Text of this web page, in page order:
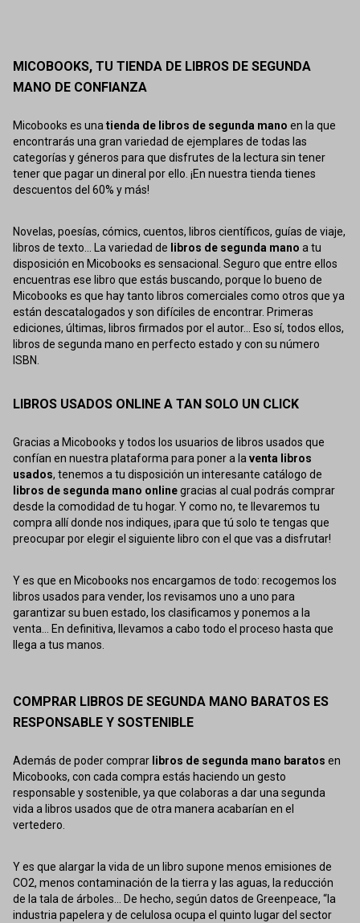
MICOBOOKS, TU TIENDA DE LIBROS DE SEGUNDA
MANO DE CONFIANZA
Micobooks es unatienda de libros de segunda mano en la que
encontrarás una gran variedad de ejemplares de todas las
categorías y géneros para que disfrutes de la lectura sin tener
tener que pagar un dineral por ello. ¡En nuestra tienda tienes
descuentos del 60% y más!
Novelas, poesías, cómics, cuentos, libros científicos, guías de viaje,
libros de texto... La variedad de libros de segunda mano a tu
disposición en Micobooks es sensacional. Seguro que entre ellos
encuentras ese libro que estás buscando, porque lo bueno de
Micobooks es que hay tanto libros comerciales como otros que ya
están descatalogados y son difíciles de encontrar. Primeras
ediciones, últimas, libros firmados por el autor... Eso sí, todos ellos,
libros de segunda mano en perfecto estado y con su número
ISBN.
LIBROS USADOS ONLINE A TAN SOLO UN CLICK
Gracias a Micobooks y todos los usuarios de libros usados que
confían en nuestra plataforma para poner a laventa libros
usados, tenemos a tu disposición un interesante catálogo de
libros de segunda mano onlinegracias al cual podrás comprar
desde la comodidad de tu hogar. Y como no, te llevaremos tu
compra allí donde nos indiques, ¡para que tú solo te tengas que
preocupar por elegir el siguiente libro con el que vas a disfrutar!
Y es que en Micobooks nos encargamos de todo: recogemos los
libros usados para vender, los revisamos uno a uno para
garantizar su buen estado, los clasificamos y ponemos a la
venta... En definitiva, llevamos a cabo todo el proceso hasta que
llega a tus manos.
COMPRAR LIBROS DE SEGUNDA MANO BARATOS ES
RESPONSABLE Y SOSTENIBLE
Además de poder comprar libros de segunda mano baratos en
Micobooks, con cada compra estás haciendo un gesto
responsable y sostenible, ya que colaboras a dar una segunda
vida a libros usados que de otra manera acabarían en el
vertedero.
Y es que alargar la vida de un libro supone menos emisiones de
CO2, menos contaminación de la tierra y las aguas, la reducción
de la tala de árboles... De hecho, según datos de Greenpeace, “la
industria papelera y de celulosa ocupa el quinto lugar del sector